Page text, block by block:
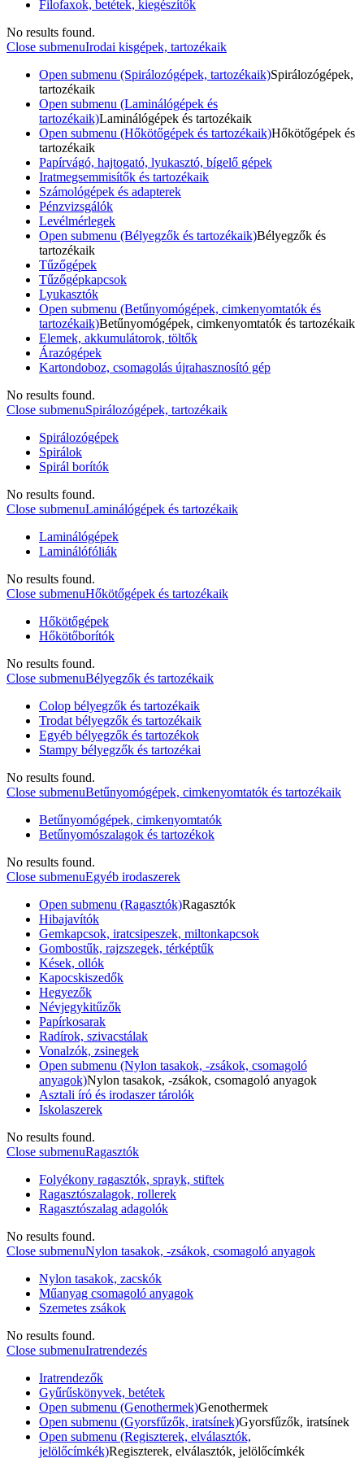
Filofaxok, betétek, kiegészítők
No results found.
Close submenuIrodai kisgépek, tartozékaik
Open submenu (Spirálozógépek, tartozékaik)Spirálozógépek,
tartozékaik
Open submenu (Laminálógépek és
tartozékaik)Laminálógépek és tartozékaik
Open submenu (Hőkötőgépek és tartozékaik)Hőkötőgépek és
tartozékaik
Papírvágó, hajtogató, lyukasztó, bígelő gépek
Iratmegsemmisítők és tartozékaik
Számológépek és adapterek
Pénzvizsgálók
Levélmérlegek
Open submenu (Bélyegzők és tartozékaik)Bélyegzők és
tartozékaik
Tűzőgépek
Tűzőgépkapcsok
Lyukasztók
Open submenu (Betűnyomógépek, cimkenyomtatók és
tartozékaik)Betűnyomógépek, cimkenyomtatók és tartozékaik
Elemek, akkumulátorok, töltők
Árazógépek
Kartondoboz, csomagolás újrahasznosító gép
No results found.
Close submenuSpirálozógépek, tartozékaik
Spirálozógépek
Spirálok
Spirál borítók
No results found.
Close submenuLaminálógépek és tartozékaik
Laminálógépek
Laminálófóliák
No results found.
Close submenuHőkötőgépek és tartozékaik
Hőkötőgépek
Hőkötőborítók
No results found.
Close submenuBélyegzők és tartozékaik
Colop bélyegzők és tartozékaik
Trodat bélyegzők és tartozékaik
Egyéb bélyegzők és tartozékok
Stampy bélyegzők és tartozékai
No results found.
Close submenuBetűnyomógépek, cimkenyomtatók és tartozékaik
Betűnyomógépek, cimkenyomtatók
Betűnyomószalagok és tartozékok
No results found.
Close submenuEgyéb irodaszerek
Open submenu (Ragasztók)Ragasztók
Hibajavítók
Gemkapcsok, iratcsipeszek, miltonkapcsok
Gombostűk, rajzszegek, térképtűk
Kések, ollók
Kapocskiszedők
Hegyezők
Névjegykitűzők
Papírkosarak
Radírok, szivacstálak
Vonalzók, zsinegek
Open submenu (Nylon tasakok, -zsákok, csomagoló
anyagok)Nylon tasakok, -zsákok, csomagoló anyagok
Asztali író és irodaszer tárolók
Iskolaszerek
No results found.
Close submenuRagasztók
Folyékony ragasztók, sprayk, stiftek
Ragasztószalagok, rollerek
Ragasztószalag adagolók
No results found.
Close submenuNylon tasakok, -zsákok, csomagoló anyagok
Nylon tasakok, zacskók
Műanyag csomagoló anyagok
Szemetes zsákok
No results found.
Close submenuIratrendezés
Iratrendezők
Gyűrűskönyvek, betétek
Open submenu (Genothermek)Genothermek
Open submenu (Gyorsfűzők, iratsínek)Gyorsfűzők, iratsínek
Open submenu (Regiszterek, elválasztók,
jelölőcímkék)Regiszterek, elválasztók, jelölőcímkék